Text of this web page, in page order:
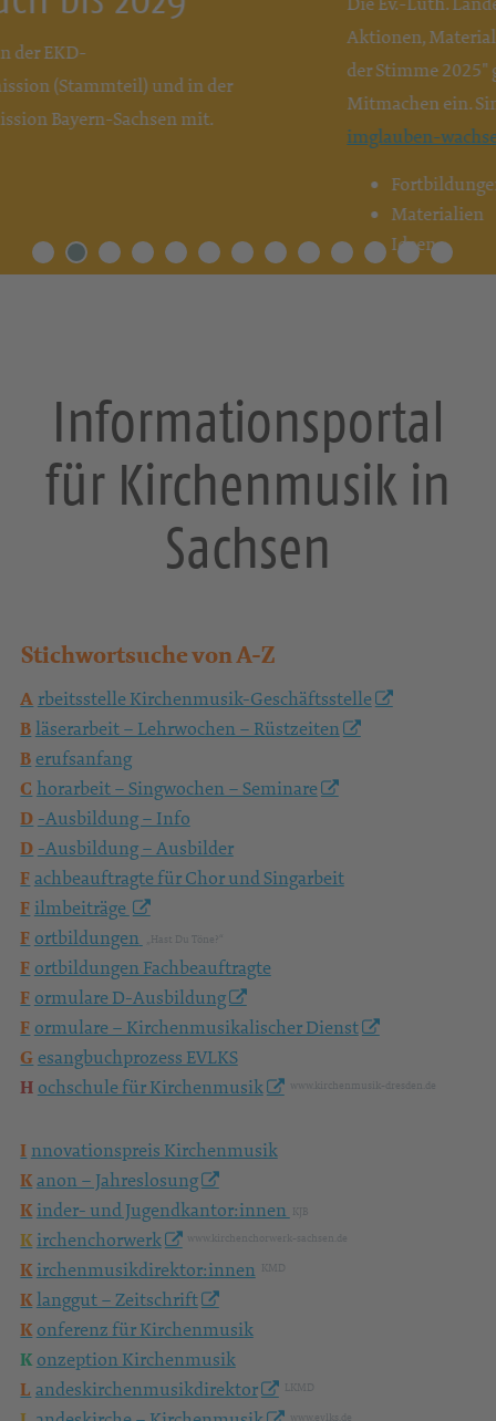
Aktionen, Materialien und Fortbildungen im "Jahr
der Stimme 2025" große und kleine Stimmen zum
Mitmachen ein. Sind Sie dabei?
www.singend-
imglauben-wachsen.de
Ideen
Informationsportal
für Kirchenmusik in
Sachsen
Stichwortsuche von A-Z
Arbeitsstelle Kirchenmusik-Geschäftsstelle
B läserarbeit – Lehrwochen – Rüstzeiten
B erufsanfang
C horarbeit – Singwochen – Seminare
D -Ausbildung – Info
D -Ausbildung – Ausbilder
Fachbeauftragte für Chor und Singarbeit
Filmbeiträge
Fortbildungen
Fortbildungen Fachbeauftragte
ormulare D-Ausbildung
Gesangbuchprozess EVLKS
Hochschule für Kirchenmusik
Innovationspreis Kirchenmusik
Kanon – Jahreslosung
Kinder- und Jugendkantor:innen
Kirchenchorwerk www.kirchenchorwerk-sachsen.de
irchenmusikdirektor:innen
Klanggut – Zeitschrift